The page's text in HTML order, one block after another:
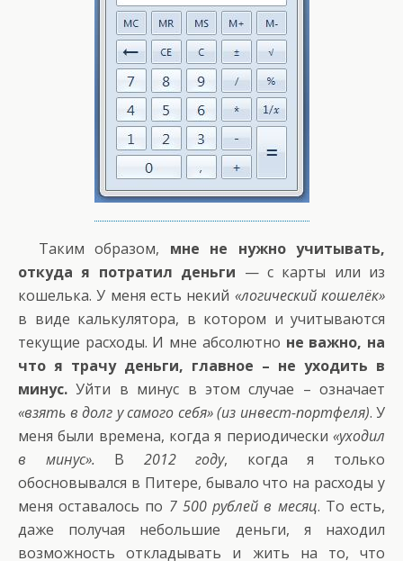
Таким образом, мне не нужно учитывать,
откуда я потратил деньги — с карты или из
кошелька. У меня есть некий «логический кошелёк»
в виде калькулятора, в котором и учитываются
текущие расходы. И мне абсолютно не важно, на
что я трачу деньги, главное – не уходить в
минус. Уйти в минус в этом случае – означает
«взять в долг у самого себя» (из инвест-портфеля). У
меня были времена, когда я периодически «уходил
в минус». В 2012 году, когда я только
обосновывался в Питере, бывало что на расходы у
меня оставалось по 7 500 рублей в месяц. То есть,
даже получая небольшие деньги, я находил
возможность откладывать и жить на то, что